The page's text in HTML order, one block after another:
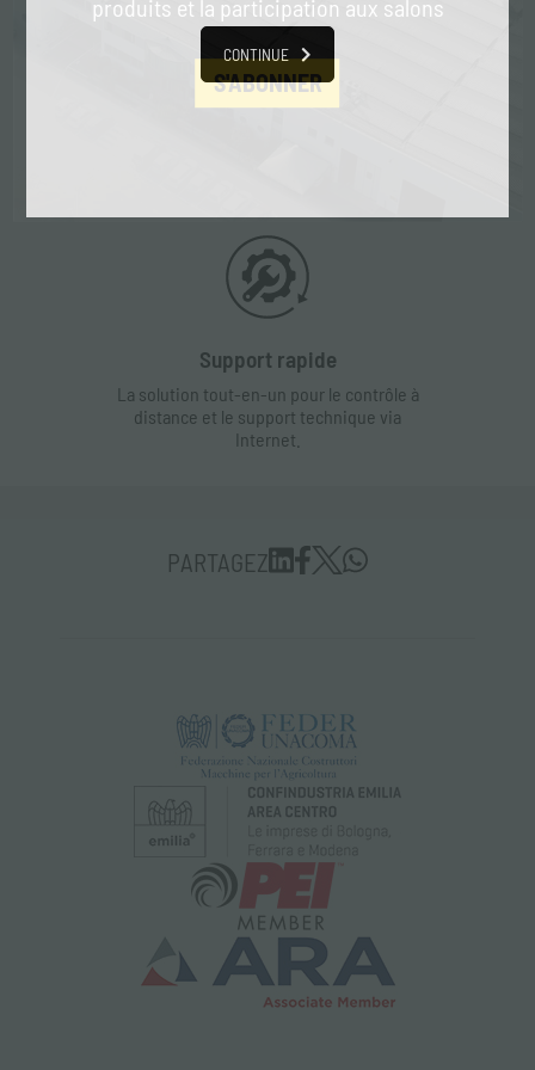
Contacts
Support rapide
La solution tout-en-un pour le contrôle à
distance et le support technique via
Internet.
PARTAGEZ
CONTINUE
produits et la participation aux salons
S'ABONNER